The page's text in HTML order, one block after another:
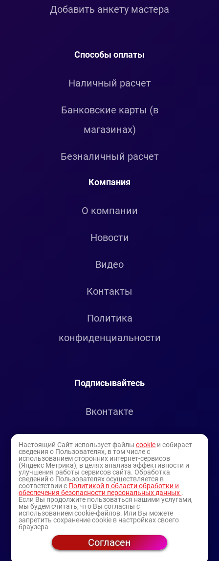
Добавить анкету мастера
Способы оплаты
Наличный расчет
Банковские карты (в
магазинах)
Безналичный расчет
Компания
О компании
Новости
Видео
Контакты
Политика
конфиденциальности
Подписывайтесь
Вконтакте
Youtube
© 1994-2025
— торговая витрина ИП Булатов В.А.
Настоящий Сайт использует файлыcookie и собирает
сведения о Пользователях, в том числе с
использованием сторонних интернет-сервисов
(Яндекс Метрика), в целях анализа эффективности и
улучшения работы сервисов сайта. Обработка
сведений о Пользователях осуществляется в
соответствии с Политикой в области обработки и
обеспечения безопасности персональных данных .
Если Вы продолжите пользоваться нашими услугами,
мы будем считать, что Вы согласны с
использованием cookie-файлов. Или Вы можете
запретить сохранение cookie в настройках своего
браузера
Согласен